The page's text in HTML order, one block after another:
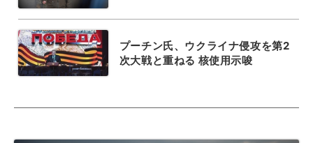
プーチン氏、ウクライナ侵攻を第2
次大戦と重ねる 核使用示唆